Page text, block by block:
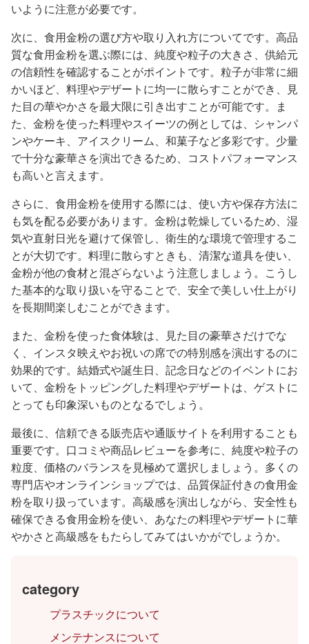
いように注意が必要です。
次に、食用金粉の選び方や取り入れ方についてです。高品
質な食用金粉を選ぶ際には、純度や粒子の大きさ、供給元
の信頼性を確認することがポイントです。粒子が非常に細
かいほど、料理やデザートに均一に散らすことができ、見
た目の華やかさを最大限に引き出すことが可能です。ま
た、金粉を使った料理やスイーツの例としては、シャンパ
ンやケーキ、アイスクリーム、和菓子など多彩です。少量
で十分な豪華さを演出できるため、コストパフォーマンス
も高いと言えます。
さらに、食用金粉を使用する際には、使い方や保存方法に
も気を配る必要があります。金粉は乾燥しているため、湿
気や直射日光を避けて保管し、衛生的な環境で管理するこ
とが大切です。料理に散らすときも、清潔な道具を使い、
金粉が他の食材と混ざらないよう注意しましょう。こうし
た基本的な取り扱いを守ることで、安全で美しい仕上がり
を長期間楽しむことができます。
また、金粉を使った食体験は、見た目の豪華さだけでな
く、インスタ映えやお祝いの席での特別感を演出するのに
効果的です。結婚式や誕生日、記念日などのイベントにお
いて、金粉をトッピングした料理やデザートは、ゲストに
とっても印象深いものとなるでしょう。
最後に、信頼できる販売店や通販サイトを利用することも
重要です。口コミや商品レビューを参考に、純度や粒子の
粒度、価格のバランスを見極めて選択しましょう。多くの
専門店やオンラインショップでは、品質保証付きの食用金
粉を取り扱っています。高級感を演出しながら、安全性も
確保できる食用金粉を使い、あなたの料理やデザートに華
やかさと高級感をもたらしてみてはいかがでしょうか。
category
プラスチックについて
メンテナンスについて